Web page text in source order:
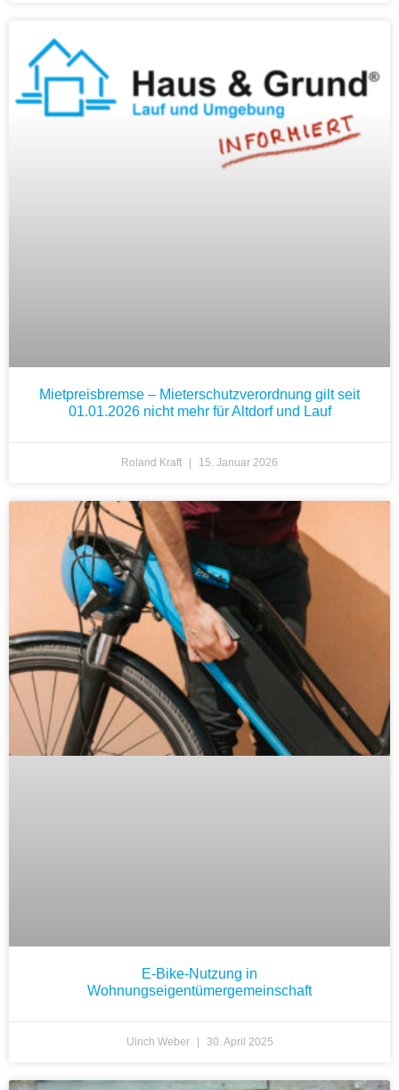
Mietpreisbremse – Mieterschutzverordnung gilt seit
01.01.2026 nicht mehr für Altdorf und Lauf
Roland Kraft 15. Januar 2026
E-Bike-Nutzung in
Wohnungseigentümergemeinschaft
Ulrich Weber 30. April 2025